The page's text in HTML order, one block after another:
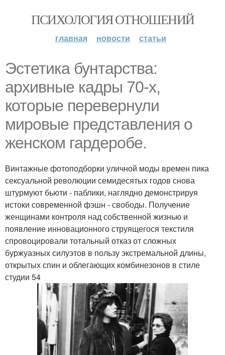
ПСИХОЛОГИЯ ОТНОШЕНИЙ
главная новости статьи
Эстетика бунтарства:
архивные кадры 70-х,
которые перевернули
мировые представления о
женском гардеробе.
Винтажные фотоподборки уличной моды времен пика
сексуальной революции семидесятых годов снова
штурмуют бьюти - паблики, наглядно демонстрируя
истоки современной фэшн - свободы. Получение
женщинами контроля над собственной жизнью и
появление инновационного струящегося текстиля
спровоцировали тотальный отказ от сложных
буржуазных силуэтов в пользу экстремальной длины,
открытых спин и облегающих комбинезонов в стиле
студии 54